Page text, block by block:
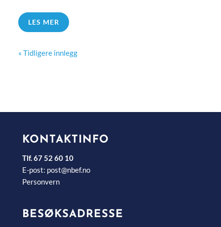
LES MER
« Tidligere innlegg
KONTAKTINFO
Tlf. 67 52 60 10
E-post: post@nbef.no
Personvern
BESØKSADRESSE